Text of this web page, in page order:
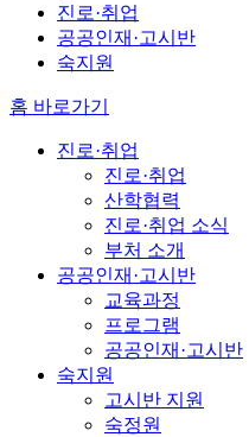
진로·취업
공공인재·고시반
숙지원
홈 바로가기
진로·취업
진로·취업
산학협력
진로·취업 소식
부처 소개
공공인재·고시반
교육과정
프로그램
공공인재·고시반
숙지원
고시반 지원
숙정원